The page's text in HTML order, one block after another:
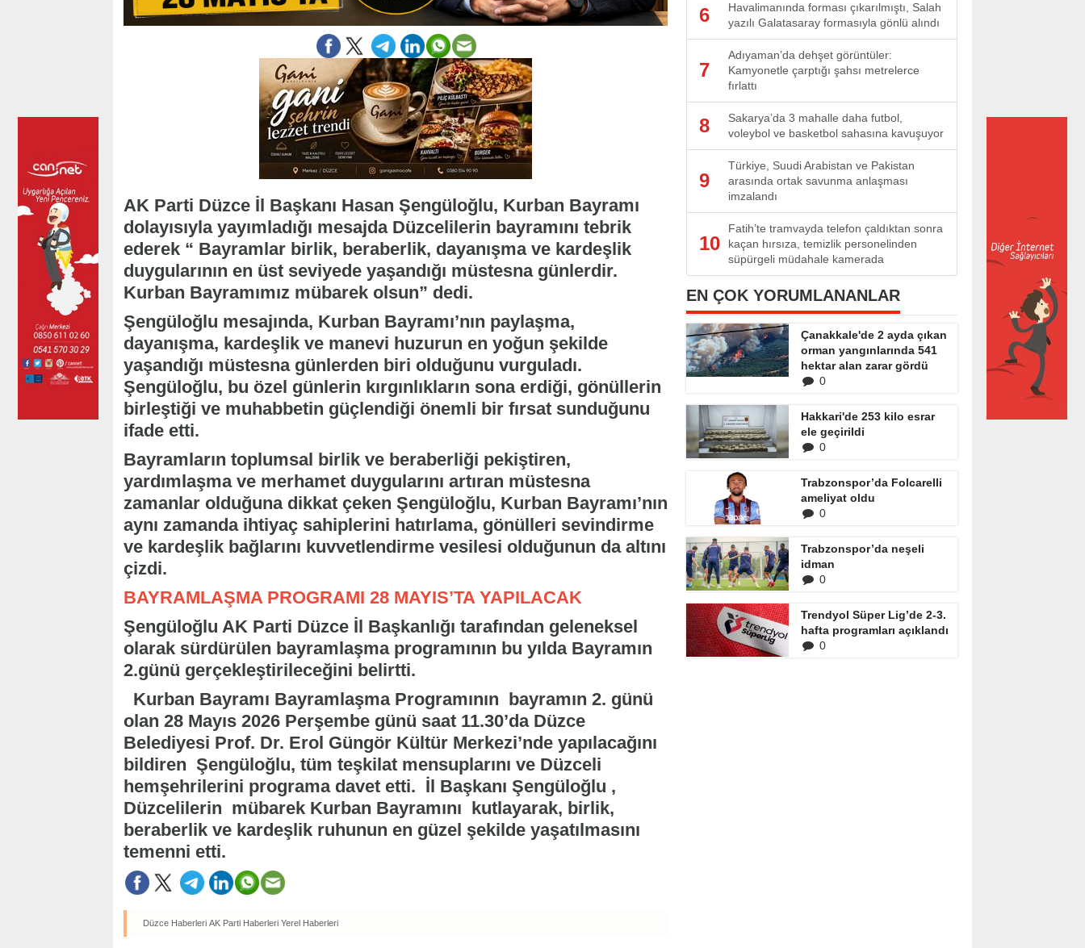
AK Parti Düzce İl Başkanı Hasan Şengüloğlu, Kurban Bayramı
dolayısıyla yayımladığı mesajda Düzcelilerin bayramını tebrik
ederek “ Bayramlar birlik, beraberlik, dayanışma ve kardeşlik
duygularının en üst seviyede yaşandığı müstesna günlerdir.
Kurban Bayramımız mübarek olsun” dedi.
Şengüloğlu mesajında, Kurban Bayramı’nın paylaşma,
dayanışma, kardeşlik ve manevi huzurun en yoğun şekilde
yaşandığı müstesna günlerden biri olduğunu vurguladı.
Şengüloğlu, bu özel günlerin kırgınlıkların sona erdiği, gönüllerin
birleştiği ve muhabbetin güçlendiği önemli bir fırsat sunduğunu
ifade etti.
Bayramların toplumsal birlik ve beraberliği pekiştiren,
yardımlaşma ve merhamet duygularını artıran müstesna
zamanlar olduğuna dikkat çeken Şengüloğlu, Kurban Bayramı’nın
aynı zamanda ihtiyaç sahiplerini hatırlama, gönülleri sevindirme
ve kardeşlik bağlarını kuvvetlendirme vesilesi olduğunun da altını
çizdi.
BAYRAMLAŞMA PROGRAMI 28 MAYIS’TA YAPILACAK
Şengüloğlu AK Parti Düzce İl Başkanlığı tarafından geleneksel
olarak sürdürülen bayramlaşma programının bu yılda Bayramın
2.günü gerçekleştirileceğini belirtti.
Kurban Bayramı Bayramlaşma Programının bayramın 2. günü
olan 28 Mayıs 2026 Perşembe günü saat 11.30’da Düzce
Belediyesi Prof. Dr. Erol Güngör Kültür Merkezi’nde yapılacağını
bildiren Şengüloğlu, tüm teşkilat mensuplarını ve Düzceli
hemşehrilerini programa davet etti. İl Başkanı Şengüloğlu ,
Düzcelilerin mübarek Kurban Bayramını kutlayarak, birlik,
beraberlik ve kardeşlik ruhunun en güzel şekilde yaşatılmasını
temenni etti.
Düzce Haberleri AK Parti Haberleri Yerel Haberleri
6
Havalimanında forması çıkarılmıştı, Salah
yazılı Galatasaray formasıyla gönlü alındı
7
Adıyaman’da dehşet görüntüler:
Kamyonetle çarptığı şahsı metrelerce
fırlattı
8
Sakarya’da 3 mahalle daha futbol,
voleybol ve basketbol sahasına kavuşuyor
9
Türkiye, Suudi Arabistan ve Pakistan
arasında ortak savunma anlaşması
imzalandı
10
Fatih’te tramvayda telefon çaldıktan sonra
kaçan hırsıza, temizlik personelinden
süpürgeli müdahale kamerada
EN ÇOK YORUMLANANLAR
Çanakkale'de 2 ayda çıkan
orman yangınlarında 541
hektar alan zarar gördü
0
Hakkari'de 253 kilo esrar
ele geçirildi
0
Trabzonspor’da Folcarelli
ameliyat oldu
0
Trabzonspor’da neşeli
idman
0
Trendyol Süper Lig’de 2-3.
hafta programları açıklandı
0